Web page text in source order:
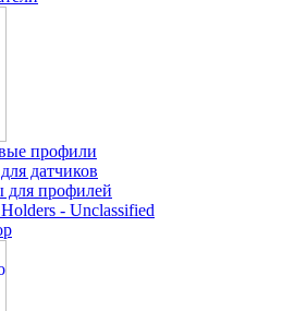
профили
датчиков
для профилей
- Unclassified